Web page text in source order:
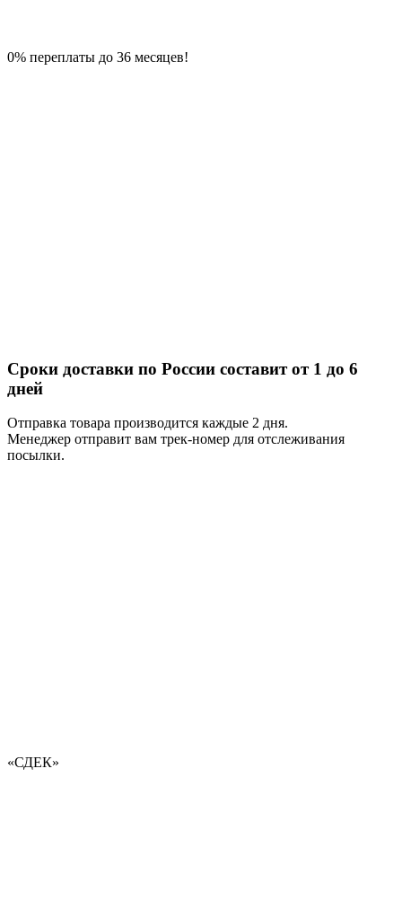
0% переплаты до 36 месяцев!
Сроки доставки по России составит от 1 до 6
дней
Отправка товара производится каждые 2 дня.
Менеджер отправит вам трек-номер для отслеживания
посылки.
«СДЕК»